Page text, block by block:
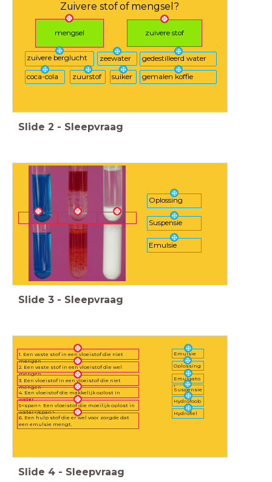
Zuivere stof of mengsel?
mengsel zuivere stof
zuivere berglucht zeewater gedestilleerd water
coca-cola zuurstof suiker gemalen koffie
Slide 2 - Sleepvraag
Oplossing
Suspensie
Emulsie
Slide 3 - Sleepvraag
1. Een vaste stof in een vloeistof die niet
mengen
2. Een vaste stof in een vloeistof die wel
mengen
3. Een vloeistof in een vloeistof die niet
mengen
4. Een vloeistof die makkelijk oplost in
water
5<span>. Een vloeistof die moeilijk oplost in
water</span>
6. Een hulp stof die er wel voor zorgde dat
een emulsie mengt.
Emulsie
Oplossing
Emulgato
r
Suspensie
Hydrofoob
Hydrofiel
Slide 4 - Sleepvraag